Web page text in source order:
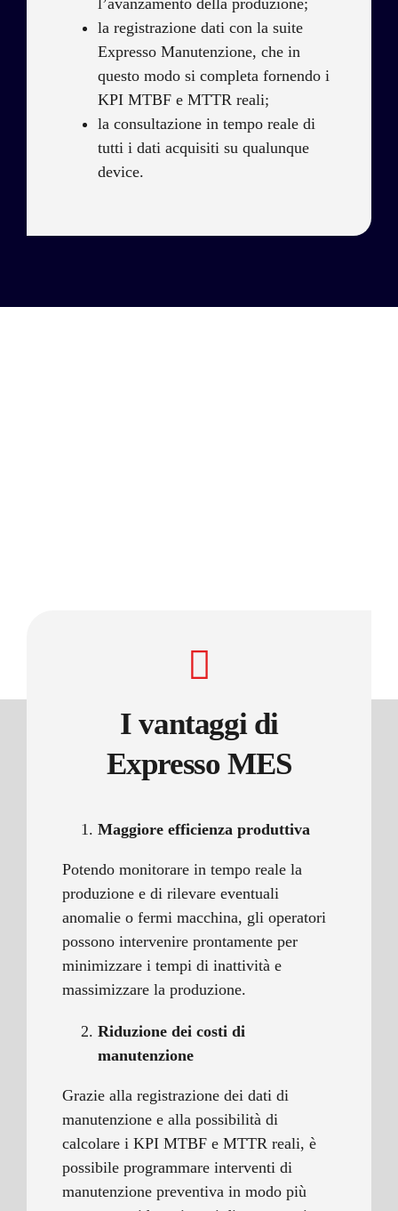
l’avanzamento della produzione;
la registrazione dati con la suite
Expresso Manutenzione, che in
questo modo si completa fornendo i
KPI MTBF e MTTR reali;
la consultazione in tempo reale di
tutti i dati acquisiti su qualunque
device.
I vantaggi di
Expresso MES
Maggiore efficienza produttiva
Potendo monitorare in tempo reale la
produzione e di rilevare eventuali
anomalie o fermi macchina, gli operatori
possono intervenire prontamente per
minimizzare i tempi di inattività e
massimizzare la produzione.
Riduzione dei costi di
manutenzione
Grazie alla registrazione dei dati di
manutenzione e alla possibilità di
calcolare i KPI MTBF e MTTR reali, è
possibile programmare interventi di
manutenzione preventiva in modo più